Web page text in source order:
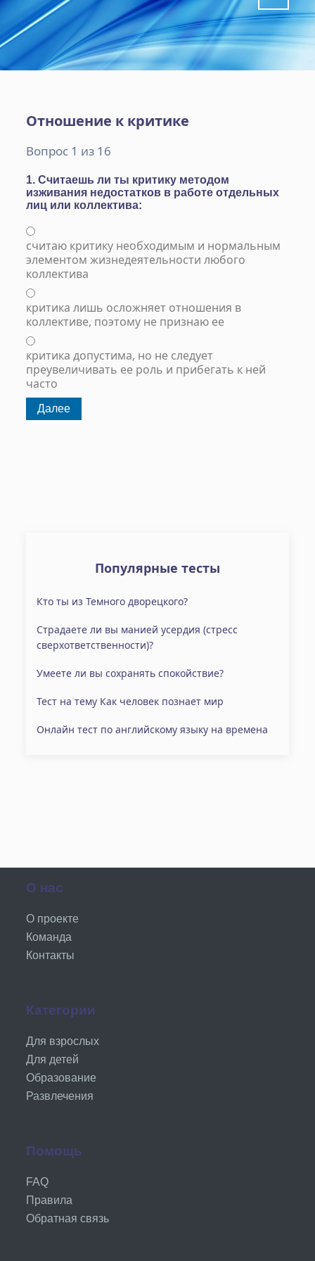
Отношение к критике
Вопрос 1 из 16
1. Считаешь ли ты критику методом
изживания недостатков в работе отдельных
лиц или коллектива:
считаю критику необходимым и нормальным
элементом жизнедеятельности любого
коллектива
критика лишь осложняет отношения в
коллективе, поэтому не признаю ее
критика допустима, но не следует
преувеличивать ее роль и прибегать к ней
часто
Популярные тесты
Кто ты из Темного дворецкого?
Страдаете ли вы манией усердия (стресс
сверхответственности)?
Умеете ли вы сохранять спокойствие?
Тест на тему Как человек познает мир
Онлайн тест по английскому языку на времена
О нас
О проекте
Команда
Контакты
Категории
Для взрослых
Для детей
Образование
Развлечения
Помощь
FAQ
Правила
Обратная связь